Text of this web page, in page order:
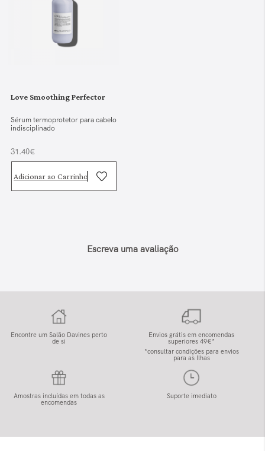
Love Smoothing Perfector
Sérum termoprotetor para cabelo
indisciplinado
31.40€
Adicionar ao Carrinho
Escreva uma avaliação
Encontre um Salão Davines perto
de si
Envios grátis em encomendas
superiores 49€*
*consultar condições para envios
para as Ilhas
Amostras incluídas em todas as
encomendas
Suporte imediato